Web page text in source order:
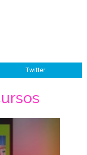
Twitter